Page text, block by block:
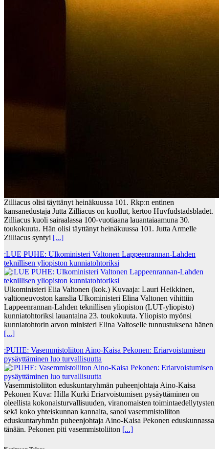
Zilliacus olisi täyttänyt heinäkuussa 101. Rkp:n entinen
kansanedustaja Jutta Zilliacus on kuollut, kertoo Huvfudstadsbladet.
Zilliacus kuoli sairaalassa 100-vuotiaana lauantaiaamuna 30.
toukokuuta. Hän olisi täyttänyt heinäkuussa 101. Jutta Armelle
Zilliacus syntyi [...]
:LUE PUHE: Ulkoministeri Valtonen Lappeenrannan-Lahden
teknillisen yliopiston kunniatohtoriksi
Ulkoministeri Elia Valtonen (kok.) Kuvaaja: Lauri Heikkinen,
valtioneuvoston kanslia Ulkoministeri Elina Valtonen vihittiin
Lappeenrannan-Lahden teknillisen yliopiston (LUT-yliopisto)
kunniatohtoriksi lauantaina 23. toukokuuta. Yliopisto myönsi
kunniatohtorin arvon ministeri Elina Valtoselle tunnustuksena hänen
[...]
:PUHE: Vasemmistoliiton Aino-Kaisa Pekonen: Eriarvoistumisen
pysäyttäminen luo turvallisuutta
Vasemmistoliiton eduskuntaryhmän puheenjohtaja Aino-Kaisa
Pekonen Kuva: Hilla Kurki Eriarvoistumisen pysäyttäminen on
oleellista kokonaisturvallisuuden, viranomaisten toimintaedellytysten
sekä koko yhteiskunnan kannalta, sanoi vasemmistoliiton
eduskuntaryhmän puheenjohtaja Aino-Kaisa Pekonen eduskunnassa
tänään. Pekonen piti vasemmistoliiton [...]